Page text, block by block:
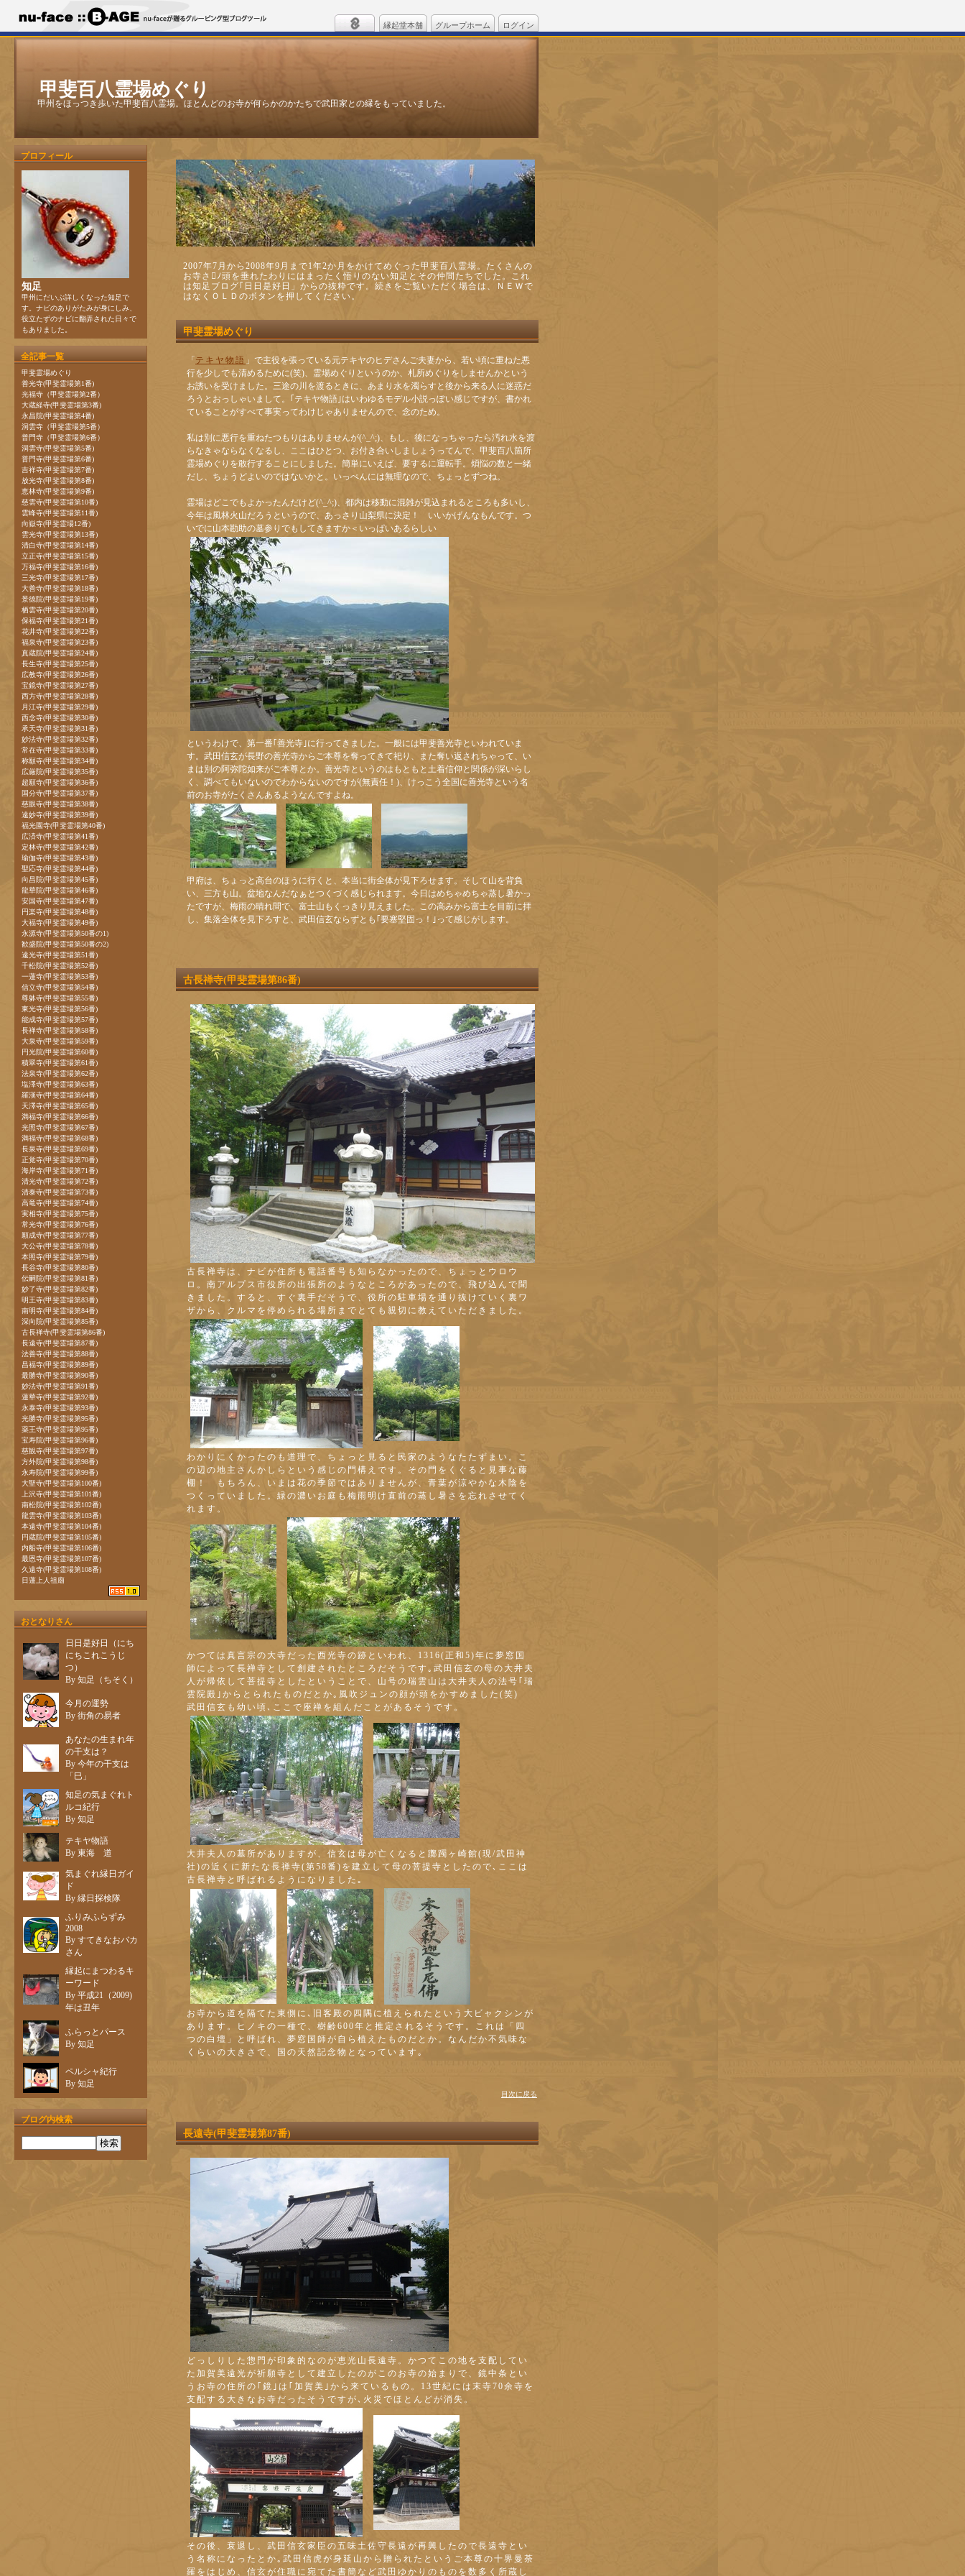
縁起堂本舗 グループホーム ログイン
甲斐百八霊場めぐり
甲州をほっつき歩いた甲斐百八霊場。ほとんどのお寺が何らかのかたちで武田家との縁をもっていました。
2007年7月から2008年9月まで1年2か月をかけてめぐった甲斐百八霊場。たくさんの
お寺さﾉ頭を垂れたわりにはまったく悟りのない知足とその仲間たちでした。これ
は知足ブログ｢日日是好日」からの抜粋です。続きをご覧いただく場合は、ＮＥＷで
はなくＯＬＤのボタンを押してください。
甲斐霊場めぐり
「 テキヤ物語 」で主役を張っている元テキヤのヒデさんご夫妻から、若い頃に重ねた悪
行を少しでも清めるために(笑)、霊場めぐりというのか、札所めぐりをしませんかという
お誘いを受けました。三途の川を渡るときに、あまり水を濁らすと後から来る人に迷惑だ
ろうとおっしゃいまして。｢テキヤ物語｣はいわゆるモデル小説っぽい感じですが、書かれ
ていることがすべて事実ってわけじゃありませんので、念のため。
私は別に悪行を重ねたつもりはありませんが(^_^;)、もし、後になっちゃったら汚れ水を渡
らなきゃならなくなるし、ここはひとつ、お付き合いしましょうってんで、甲斐百八箇所
霊場めぐりを敢行することにしました。簡単にいえば、要するに運転手。煩悩の数と一緒
だし、ちょうどよいのではないかと。いっぺんには無理なので、ちょっとずつね。
霊場はどこでもよかったんだけど(^_^;)、都内は移動に混雑が見込まれるところも多いし、
今年は風林火山だろうというので、あっさり山梨県に決定！ いいかげんなもんです。つ
いでに山本勘助の墓参りでもしてきますか＜いっぱいあるらしい
というわけで、第一番｢善光寺｣に行ってきました。一般には甲斐善光寺といわれていま
す。武田信玄が長野の善光寺からご本尊を奪ってきて祀り、また奪い返されちゃって、い
まは別の阿弥陀如来がご本尊とか。善光寺というのはもともと土着信仰と関係が深いらし
く、調べてもいないのでわからないのですが(無責任！)、けっこう全国に善光寺という名
前のお寺がたくさんあるようなんですよね。
甲府は、ちょっと高台のほうに行くと、本当に街全体が見下ろせます。そして山を背負
い、三方も山。盆地なんだなぁとつくづく感じられます。今日はめちゃめちゃ蒸し暑かっ
たですが、梅雨の晴れ間で、富士山もくっきり見えました。この高みから富士を目前に拝
し、集落全体を見下ろすと、武田信玄ならずとも｢要塞堅固っ！｣って感じがします。
古長禅寺(甲斐霊場第86番)
古長禅寺は、ナビが住所も電話番号も知らなかったので、ちょっとウロウ
ロ。南アルプス市役所の出張所のようなところがあったので、飛び込んで聞
きました。すると、すぐ裏手だそうで、役所の駐車場を通り抜けていく裏ワ
ザから、クルマを停められる場所までとても親切に教えていただきました。
わかりにくかったのも道理で、ちょっと見ると民家のようなたたずまい。こ
の辺の地主さんかしらという感じの門構えです。その門をくぐると見事な藤
棚！ もちろん、いまは花の季節ではありませんが、青葉が涼やかな木陰を
つくっていました。緑の濃いお庭も梅雨明け直前の蒸し暑さを忘れさせてく
れます。
かつては真言宗の大寺だった西光寺の跡といわれ、1316(正和5)年に夢窓国
師によって長禅寺として創建されたところだそうです｡武田信玄の母の大井夫
人が帰依して菩提寺としたということで、山号の瑞雲山は大井夫人の法号｢瑞
雲院殿｣からとられたものだとか｡風吹ジュンの顔が頭をかすめました(笑)
武田信玄も幼い頃､ここで座禅を組んだことがあるそうです。
大井夫人の墓所がありますが、信玄は母が亡くなると躑躅ヶ崎館(現/武田神
社)の近くに新たな長禅寺(第58番)を建立して母の菩提寺としたので､ここは
古長禅寺と呼ばれるようになりました｡
お寺から道を隔てた東側に､旧客殿の四隅に植えられたという大ビャクシンが
あります。ヒノキの一種で、樹齢600年と推定されるそうです。これは「四
つの白壇」と呼ばれ、夢窓国師が自ら植えたものだとか。なんだか不気味な
くらいの大きさで、国の天然記念物となっています｡
目次に戻る
長遠寺(甲斐霊場第87番)
どっしりした惣門が印象的なのが恵光山長遠寺。かつてこの地を支配してい
た加賀美遠光が祈願寺として建立したのがこのお寺の始まりで、鏡中条とい
うお寺の住所の｢鏡｣は｢加賀美｣から来ているもの。13世紀には末寺70余寺を
支配する大きなお寺だったそうですが､火災でほとんどが消失。
その後、衰退し、武田信玄家臣の五味土佐守長遠が再興したので長遠寺とい
う名称になったとか｡武田信虎が身延山から贈られたというご本尊の十界曼荼
羅をはじめ、信玄が住職に宛てた書簡など武田ゆかりのものを数多く所蔵し
プロフィール
知足
甲州にだいぶ詳しくなった知足で
す。ナビのありがたみが身にしみ、
役立たずのナビに翻弄された日々で
もありました。
全記事一覧
甲斐霊場めぐり
善光寺(甲斐霊場第1番)
光福寺（甲斐霊場第2番）
大蔵経寺(甲斐霊場第3番)
永昌院(甲斐霊場第4番)
洞雲寺（甲斐霊場第5番）
普門寺（甲斐霊場第6番）
洞雲寺(甲斐霊場第5番)
普門寺(甲斐霊場第6番)
吉祥寺(甲斐霊場第7番)
放光寺(甲斐霊場第8番)
恵林寺(甲斐霊場第9番)
慈雲寺(甲斐霊場第10番)
雲峰寺(甲斐霊場第11番)
向嶽寺(甲斐霊場12番)
雲光寺(甲斐霊場第13番)
清白寺(甲斐霊場第14番)
立正寺(甲斐霊場第15番)
万福寺(甲斐霊場第16番)
三光寺(甲斐霊場第17番)
大善寺(甲斐霊場第18番)
景徳院(甲斐霊場第19番)
栖雲寺(甲斐霊場第20番)
保福寺(甲斐霊場第21番)
花井寺(甲斐霊場第22番)
福泉寺(甲斐霊場第23番)
真蔵院(甲斐霊場第24番)
長生寺(甲斐霊場第25番)
広教寺(甲斐霊場第26番)
宝鏡寺(甲斐霊場第27番)
西方寺(甲斐霊場第28番)
月江寺(甲斐霊場第29番)
西念寺(甲斐霊場第30番)
承天寺(甲斐霊場第31番)
妙法寺(甲斐霊場第32番)
常在寺(甲斐霊場第33番)
称願寺(甲斐霊場第34番)
広厳院(甲斐霊場第35番)
超願寺(甲斐霊場第36番)
国分寺(甲斐霊場第37番)
慈眼寺(甲斐霊場第38番)
遠妙寺(甲斐霊場第39番)
福光園寺(甲斐霊場第40番)
広済寺(甲斐霊場第41番)
定林寺(甲斐霊場第42番)
瑜伽寺(甲斐霊場第43番)
聖応寺(甲斐霊場第44番)
向昌院(甲斐霊場第45番)
龍華院(甲斐霊場第46番)
安国寺(甲斐霊場第47番)
円楽寺(甲斐霊場第48番)
大福寺(甲斐霊場第49番)
永源寺(甲斐霊場第50番の1)
歓盛院(甲斐霊場第50番の2)
遠光寺(甲斐霊場第51番)
千松院(甲斐霊場第52番)
一蓮寺(甲斐霊場第53番)
信立寺(甲斐霊場第54番)
尊躰寺(甲斐霊場第55番)
東光寺(甲斐霊場第56番)
能成寺(甲斐霊場第57番)
長禅寺(甲斐霊場第58番)
大泉寺(甲斐霊場第59番)
円光院(甲斐霊場第60番)
積翠寺(甲斐霊場第61番)
法泉寺(甲斐霊場第62番)
塩澤寺(甲斐霊場第63番)
羅漢寺(甲斐霊場第64番)
天澤寺(甲斐霊場第65番)
満福寺(甲斐霊場第66番)
光照寺(甲斐霊場第67番)
満福寺(甲斐霊場第68番)
長泉寺(甲斐霊場第69番)
正覚寺(甲斐霊場第70番)
海岸寺(甲斐霊場第71番)
清光寺(甲斐霊場第72番)
清泰寺(甲斐霊場第73番)
高竜寺(甲斐霊場第74番)
実相寺(甲斐霊場第75番)
常光寺(甲斐霊場第76番)
願成寺(甲斐霊場第77番)
大公寺(甲斐霊場第78番)
本照寺(甲斐霊場第79番)
長谷寺(甲斐霊場第80番)
伝嗣院(甲斐霊場第81番)
妙了寺(甲斐霊場第82番)
明王寺(甲斐霊場第83番)
南明寺(甲斐霊場第84番)
深向院(甲斐霊場第85番)
古長禅寺(甲斐霊場第86番)
長遠寺(甲斐霊場第87番)
法善寺(甲斐霊場第88番)
昌福寺(甲斐霊場第89番)
最勝寺(甲斐霊場第90番)
妙法寺(甲斐霊場第91番)
蓮華寺(甲斐霊場第92番)
永泰寺(甲斐霊場第93番)
光勝寺(甲斐霊場第95番)
薬王寺(甲斐霊場第95番)
宝寿院(甲斐霊場第96番)
慈観寺(甲斐霊場第97番)
方外院(甲斐霊場第98番)
永寿院(甲斐霊場第99番)
大聖寺(甲斐霊場第100番)
上沢寺(甲斐霊場第101番)
南松院(甲斐霊場第102番)
龍雲寺(甲斐霊場第103番)
本遠寺(甲斐霊場第104番)
円蔵院(甲斐霊場第105番)
内船寺(甲斐霊場第106番)
最恩寺(甲斐霊場第107番)
久遠寺(甲斐霊場第108番)
日蓮上人祖廟
おとなりさん
日日是好日（にち
にちこれこうじ
つ）
By 知足（ちそく）
今月の運勢
By 街角の易者
あなたの生まれ年
の干支は？
By 今年の干支は
「巳」
知足の気まぐれト
ルコ紀行
By 知足
テキヤ物語
By 東海 道
気まぐれ縁日ガイ
ド
By 縁日探検隊
ふりみふらずみ
2008
By すてきなおバカ
さん
縁起にまつわるキ
ーワード
By 平成21（2009)
年は丑年
ふらっとパース
By 知足
ペルシャ紀行
By 知足
ブログ内検索